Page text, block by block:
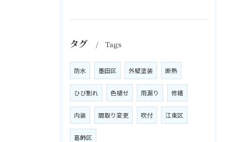
タグ Tags
防水 墨田区 外壁塗装 断熱
ひび割れ 色褪せ 雨漏り 修繕
内装 間取り変更 吹付 江東区
葛飾区